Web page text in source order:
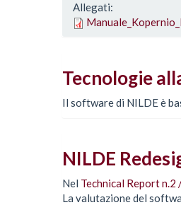
Allegati:
Tecnologie
Il software di NILDE è
NILDE
Nel Technical Report n.2
La valutazione del